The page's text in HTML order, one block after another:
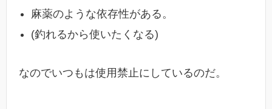
麻薬のような依存性がある。
(釣れるから使いたくなる)
なのでいつもは使用禁止にしているのだ。